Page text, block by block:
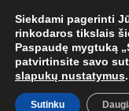
Siekdami pagerinti
rinkodaros tikslais
Paspaudę mygtuką
patvirtinsite savo
slapukų nustatymus.
Sutinku